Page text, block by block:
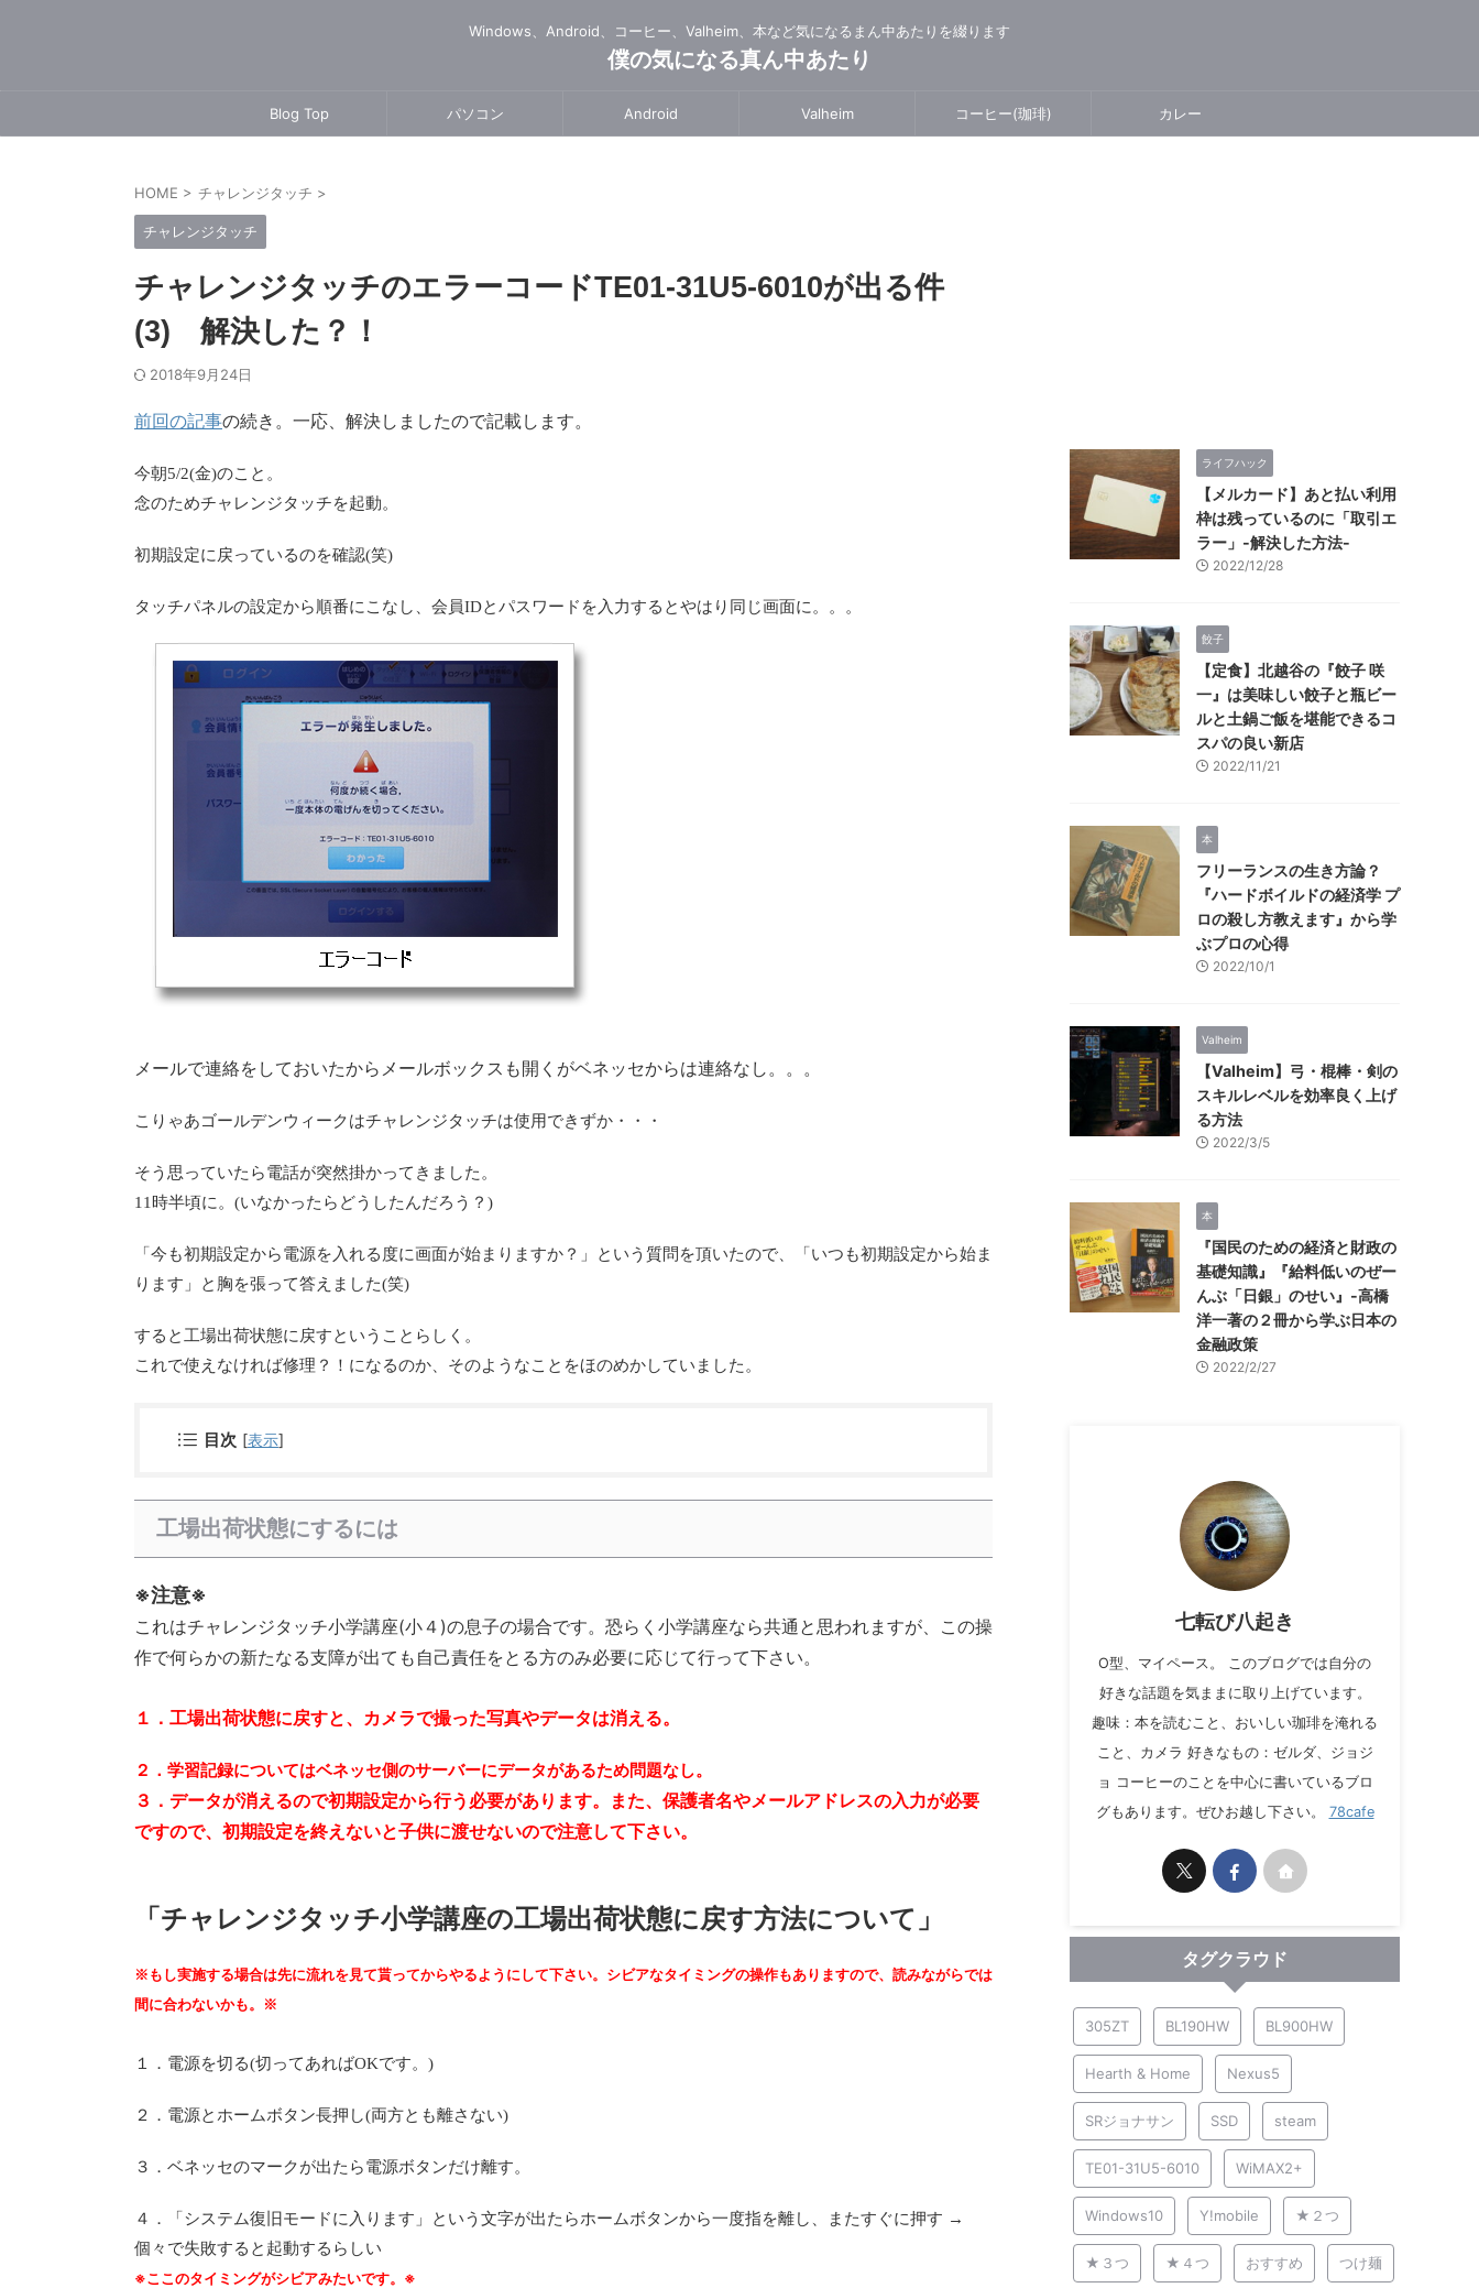
Windows、Android、コーヒー、Valheim、本など気になるまん中あたりを綴ります
僕の気になる真ん中あたり
Blog Top パソコン Android Valheim コーヒー(珈琲) カレー
HOME > チャレンジタッチ >
チャレンジタッチ
チャレンジタッチのエラーコードTE01-31U5-6010が出る件
(3) 解決した？！
2018年9月24日
前回の記事の続き。一応、解決しましたので記載します。
今朝5/2(金)のこと。
念のためチャレンジタッチを起動。
初期設定に戻っているのを確認(笑)
タッチパネルの設定から順番にこなし、会員IDとパスワードを入力するとやはり同じ画面に。。。
メールで連絡をしておいたからメールボックスも開くがベネッセからは連絡なし。。。
こりゃあゴールデンウィークはチャレンジタッチは使用できずか・・・
そう思っていたら電話が突然掛かってきました。
11時半頃に。(いなかったらどうしたんだろう？)
「今も初期設定から電源を入れる度に画面が始まりますか？」という質問を頂いたので、「いつも初期設定から始ま
ります」と胸を張って答えました(笑)
すると工場出荷状態に戻すということらしく。
これで使えなければ修理？！になるのか、そのようなことをほのめかしていました。
目次 [表示]
工場出荷状態にするには
※注意※
これはチャレンジタッチ小学講座(小４)の息子の場合です。恐らく小学講座なら共通と思われますが、この操
作で何らかの新たなる支障が出ても自己責任をとる方のみ必要に応じて行って下さい。
１．工場出荷状態に戻すと、カメラで撮った写真やデータは消える。
２．学習記録についてはベネッセ側のサーバーにデータがあるため問題なし。
３．データが消えるので初期設定から行う必要があります。また、保護者名やメールアドレスの入力が必要
ですので、初期設定を終えないと子供に渡せないので注意して下さい。
「チャレンジタッチ小学講座の工場出荷状態に戻す方法について」
※もし実施する場合は先に流れを見て貰ってからやるようにして下さい。シビアなタイミングの操作もありますので、読みながらでは
間に合わないかも。※
１．電源を切る(切ってあればOKです。)
２．電源とホームボタン長押し(両方とも離さない)
３．ベネッセのマークが出たら電源ボタンだけ離す。
４．「システム復旧モードに入ります」という文字が出たらホームボタンから一度指を離し、またすぐに押す →
個々で失敗すると起動するらしい
※ここのタイミングがシビアみたいです。※
ライフハック
【メルカード】あと払い利用
枠は残っているのに「取引エ
ラー」-解決した方法-
2022/12/28
餃子
【定食】北越谷の『餃子 咲
一』は美味しい餃子と瓶ビー
ルと土鍋ご飯を堪能できるコ
スパの良い新店
2022/11/21
本
フリーランスの生き方論？
『ハードボイルドの経済学 プ
ロの殺し方教えます』から学
ぶプロの心得
2022/10/1
Valheim
【Valheim】弓・棍棒・剣の
スキルレベルを効率良く上げ
る方法
2022/3/5
本
『国民のための経済と財政の
基礎知識』『給料低いのぜー
んぶ「日銀」のせい』-高橋
洋一著の２冊から学ぶ日本の
金融政策
2022/2/27
七転び八起き
O型、マイペース。 このブログでは自分の
好きな話題を気ままに取り上げています。
趣味：本を読むこと、おいしい珈琲を淹れる
こと、カメラ 好きなもの：ゼルダ、ジョジ
ョ コーヒーのことを中心に書いているブロ
グもあります。ぜひお越し下さい。 78cafe
タグクラウド
305ZT BL190HW BL900HW
Hearth & Home Nexus5
SRジョナサン SSD steam
TE01-31U5-6010 WiMAX2+
Windows10 Y!mobile ★２つ
★３つ ★４つ おすすめ つけ麺